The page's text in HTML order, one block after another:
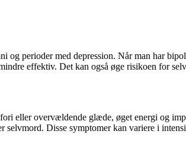
og perioder med depression. Når man har
effektiv. Det kan også øge risikoen for
eller overvældende glæde, øget energi og
selvmord. Disse symptomer kan variere i